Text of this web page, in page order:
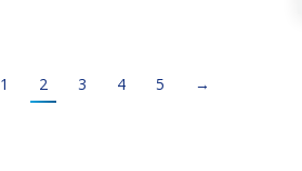
1 2 3 4 5 →